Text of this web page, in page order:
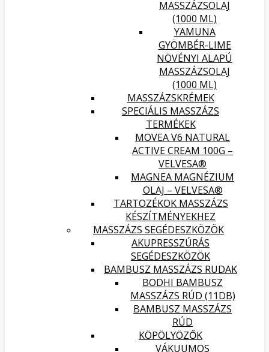
MASSZÁZSOLAJ
(1000 ML)
YAMUNA
GYÖMBÉR-LIME
NÖVÉNYI ALAPÚ
MASSZÁZSOLAJ
(1000 ML)
MASSZÁZSKRÉMEK
SPECIÁLIS MASSZÁZS
TERMÉKEK
MOVEA V6 NATURAL
ACTIVE CREAM 100G –
VELVESA®
MAGNEA MAGNÉZIUM
OLAJ – VELVESA®
TARTOZÉKOK MASSZÁZS
KÉSZÍTMÉNYEKHEZ
MASSZÁZS SEGÉDESZKÖZÖK
AKUPRESSZÚRÁS
SEGÉDESZKÖZÖK
BAMBUSZ MASSZÁZS RUDAK
BODHI BAMBUSZ
MASSZÁZS RÚD (11DB)
BAMBUSZ MASSZÁZS
RÚD
KÖPÖLYÖZŐK
VÁKUUMOS